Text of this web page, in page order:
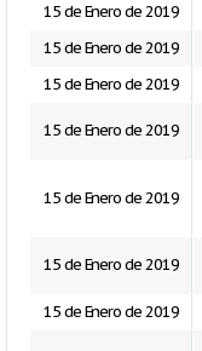
15 de Enero de 2019
15 de Enero de 2019
15 de Enero de 2019
15 de Enero de 2019
15 de Enero de 2019
15 de Enero de 2019
15 de Enero de 2019